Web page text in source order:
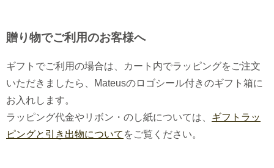
贈り物でご利用のお客様へ
ギフトでご利用の場合は、カート内でラッピングをご注文
いただきましたら、Mateusのロゴシール付きのギフト箱に
お入れします。
ラッピング代金やリボン・のし紙については、 ギフトラッ
ピングと引き出物について をご覧ください。